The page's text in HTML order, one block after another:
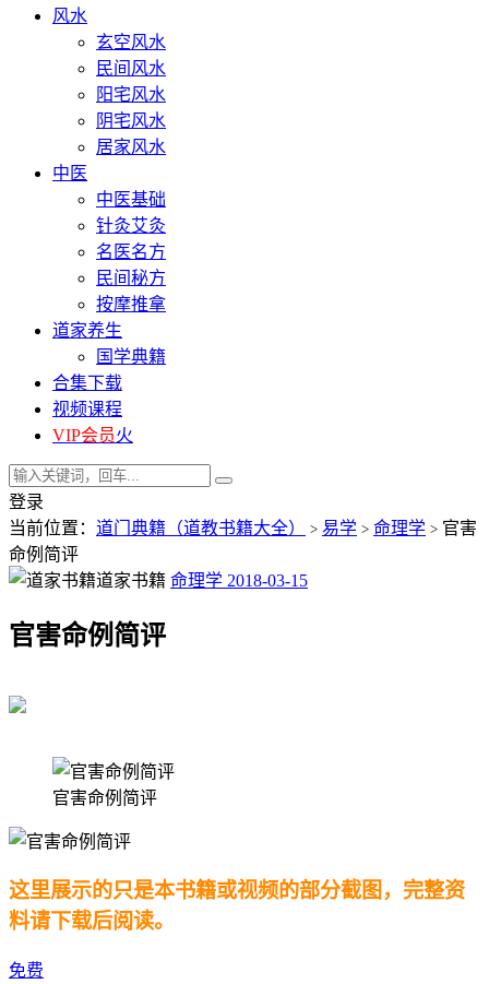
风水
玄空风水
民间风水
阳宅风水
阴宅风水
居家风水
中医
中医基础
针灸艾灸
名医名方
民间秘方
按摩推拿
道家养生
国学典籍
合集下载
视频课程
VIP会员火
登录
当前位置： 道门典籍（道教书籍大全） > 易学 > 命理学 > 官害
命例简评
道家书籍 命理学 2018-03-15
官害命例简评
官害命例简评
这里展示的只是本书籍或视频的部分截图，完整资
料请下载后阅读。
免费